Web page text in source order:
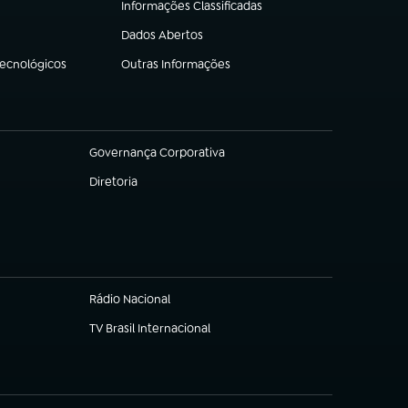
Informações Classificadas
(abre em nova aba)
Dados Abertos
(abre em nova aba)
Outras Informações
(abre em nova aba)
Governança Corporativa
(abre em nova aba)
Diretoria
(abre em nova aba)
Rádio Nacional
TV Brasil Internacional
(abre em nova aba)